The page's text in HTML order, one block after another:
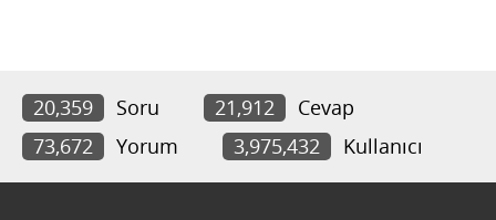
20,359 Soru 21,912
Cevap
73,672
Yorum 3,975,432 Kullanıcı